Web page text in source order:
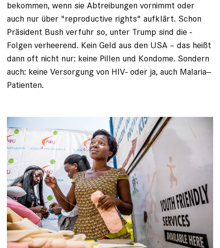
bekommen, wenn sie Abtreibungen vornimmt oder
auch nur über ­"reproductive rights" aufklärt. Schon
Präsident ­Bush verfuhr so, unter Trump sind die ­
Folgen ver­heerend. Kein Geld aus den USA – das heißt
dann oft nicht nur: keine Pillen und Kondome. ­Sondern
auch: keine Versorgung von HIV- oder ja, auch Malaria-­
Patienten.